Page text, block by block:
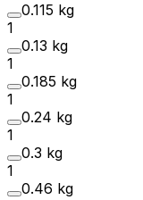
0.115 kg
1
0.13 kg
1
0.185 kg
1
0.24 kg
1
0.3 kg
1
0.46 kg